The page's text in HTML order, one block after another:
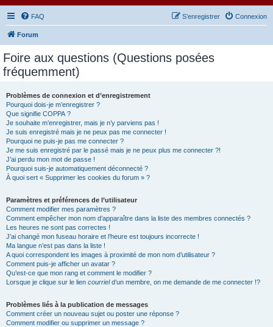
FAQ Connexion
S’enregistrer
Forum
Foire aux questions (Questions posées
fréquemment)
Problèmes de connexion et d’enregistrement
Pourquoi dois-je m’enregistrer ?
Que signifie COPPA ?
Je souhaite m’enregistrer, mais je n’y parviens pas !
Je suis enregistré mais je ne peux pas me connecter !
Pourquoi ne puis-je pas me connecter ?
Je me suis enregistré par le passé mais je ne peux plus me connecter ?!
J’ai perdu mon mot de passe !
Pourquoi suis-je automatiquement déconnecté ?
À quoi sert « Supprimer les cookies du forum » ?
Paramètres et préférences de l’utilisateur
Comment modifier mes paramètres ?
Comment empêcher mon nom d’apparaître dans la liste des membres connectés ?
Les heures ne sont pas correctes !
J’ai changé mon fuseau horaire et l’heure est toujours incorrecte !
Ma langue n’est pas dans la liste !
A quoi correspondent les images à proximité de mon nom d’utilisateur ?
Comment puis-je afficher un avatar ?
Qu’est-ce que mon rang et comment le modifier ?
Lorsque je clique sur le lien courrield’un membre, on me demande de me connecter !?
Problèmes liés à la publication de messages
Comment créer un nouveau sujet ou poster une réponse ?
Comment modifier ou supprimer un message ?